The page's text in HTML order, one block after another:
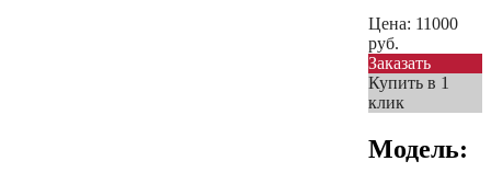
Цена: 11000
руб.
Заказать
Купить в 1
клик
Модель: